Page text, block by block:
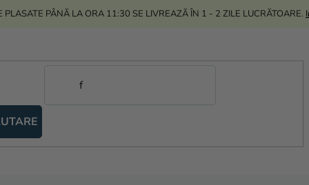
PLASATE PÂNĂ LA ORA 11:30 SE LIVREAZĂ ÎN 1 - 2 ZILE LUCRĂTOARE.